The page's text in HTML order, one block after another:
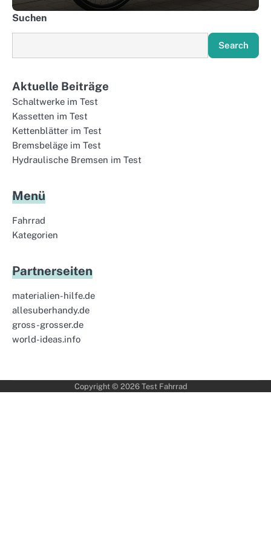
Suchen
Search
Aktuelle Beiträge
Schaltwerke im Test
Kassetten im Test
Kettenblätter im Test
Bremsbeläge im Test
Hydraulische Bremsen im Test
Menü
Fahrrad
Kategorien
Partnerseiten
materialien-hilfe.de
allesuberhandy.de
gross-grosser.de
world-ideas.info
Copyright © 2026 Test Fahrrad